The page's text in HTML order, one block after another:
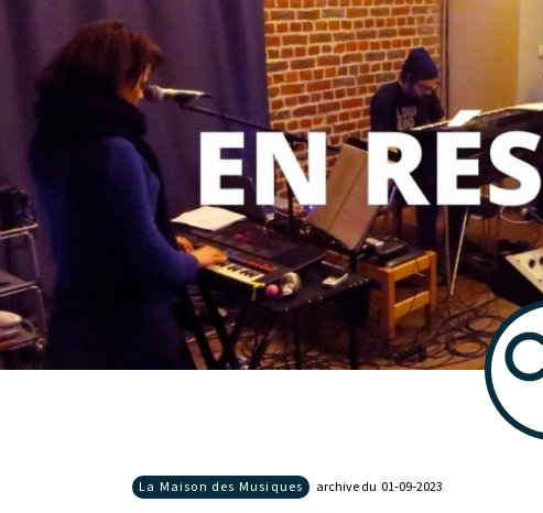
La Maison des Musiques archive du 01‑09‑2023